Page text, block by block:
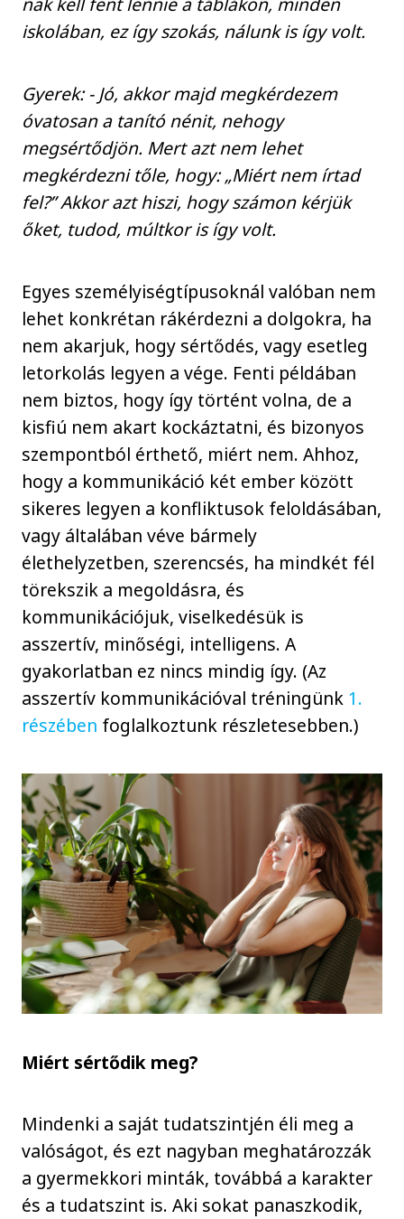
iskolában, ez így szokás, nálunk is így volt.
Gyerek: - Jó, akkor majd megkérdezem
óvatosan a tanító nénit, nehogy
megsértődjön. Mert azt nem lehet
megkérdezni tőle, hogy: „Miért nem írtad
fel?” Akkor azt hiszi, hogy számon kérjük
őket, tudod, múltkor is így volt.
Egyes személyiségtípusoknál valóban nem
lehet konkrétan rákérdezni a dolgokra, ha
nem akarjuk, hogy sértődés, vagy esetleg
letorkolás legyen a vége. Fenti példában
nem biztos, hogy így történt volna, de a
kisfiú nem akart kockáztatni, és bizonyos
szempontból érthető, miért nem. Ahhoz,
hogy a kommunikáció két ember között
sikeres legyen a konfliktusok feloldásában,
vagy általában véve bármely
élethelyzetben, szerencsés, ha mindkét fél
törekszik a megoldásra, és
kommunikációjuk, viselkedésük is
asszertív, minőségi, intelligens. A
gyakorlatban ez nincs mindig így. (Az
asszertív kommunikációval tréningünk 1.
részében foglalkoztunk részletesebben.)
Miért sértődik meg?
Mindenki a saját tudatszintjén éli meg a
valóságot, és ezt nagyban meghatározzák
a gyermekkori minták, továbbá a karakter
és a tudatszint is. Aki sokat panaszkodik,